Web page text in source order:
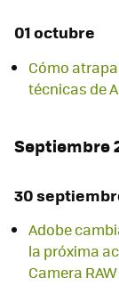
01 octubre
Cómo
técnicas de
Septiembre
30
Adobe
la próxima
Camera RAW